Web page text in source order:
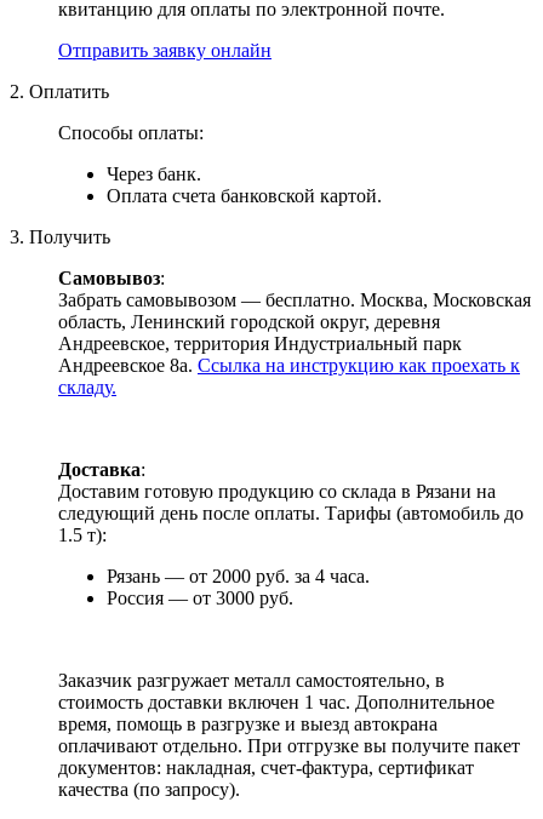
квитанцию для оплаты по электронной почте.
Отправить заявку онлайн
2. Оплатить
Способы оплаты:
Через банк.
Оплата счета банковской картой.
3. Получить
Самовывоз:
Забрать самовывозом — бесплатно. Москва, Московская
область, Ленинский городской округ, деревня
Андреевское, территория Индустриальный парк
Андреевское 8а. Ссылка на инструкцию как проехать к
складу.
Доставка:
Доставим готовую продукцию со склада в Рязани на
следующий день после оплаты. Тарифы (автомобиль до
1.5 т):
Рязань — от 2000 руб. за 4 часа.
Россия — от 3000 руб.
Заказчик разгружает металл самостоятельно, в
стоимость доставки включен 1 час. Дополнительное
время, помощь в разгрузке и выезд автокрана
оплачивают отдельно. При отгрузке вы получите пакет
документов: накладная, счет-фактура, сертификат
качества (по запросу).